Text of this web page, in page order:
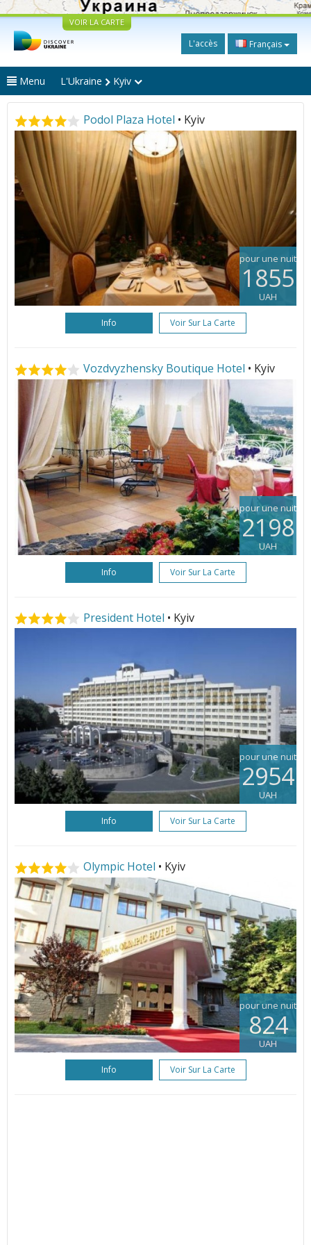
VOIR LA CARTE
L'accès Français
Menu L'Ukraine Kyiv
Podol Plaza Hotel • Kyiv
pour une nuit
1855
UAH
Info Voir Sur La Carte
Vozdvyzhensky Boutique Hotel • Kyiv
pour une nuit
2198
UAH
Info Voir Sur La Carte
President Hotel • Kyiv
pour une nuit
2954
UAH
Info Voir Sur La Carte
Olympic Hotel • Kyiv
pour une nuit
824
UAH
Info Voir Sur La Carte